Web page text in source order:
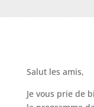
Salut les amis,
Je vous prie de